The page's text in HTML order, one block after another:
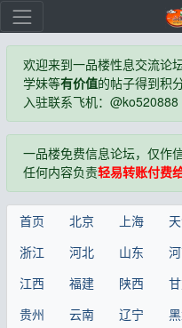
欢迎来到一品楼性息交流论
学妹等有价值的帖子得到积
入驻联系飞机：@ko520888
一品楼免费信息论坛，仅作
任何内容负责轻易转账付费
首页 北京 上海
浙江
河北 山东
江西
福建 陕西
贵州
云南 辽宁